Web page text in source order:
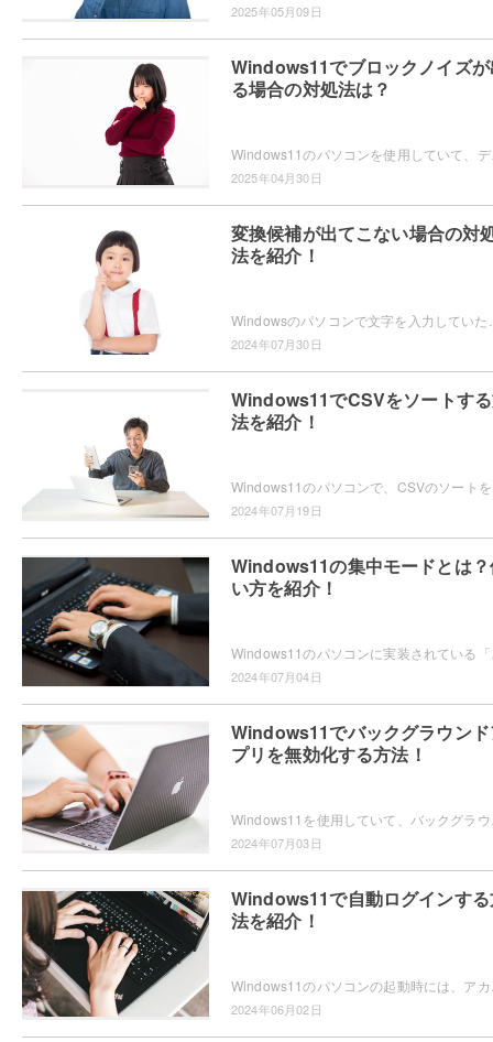
2025年05月09日
Windows11でブロックノイズ
る場合の対処法は？
Windows11のパソコンを使用して
2025年04月30日
変換候補が出てこない場合の対
法を紹介！
2024年07月30日
Windows11でCSVをソートす
法を紹介！
2024年07月19日
Windows11の集中モードとは
い方を紹介！
2024年07月04日
Windows11でバックグラウン
プリを無効化する方法！
2024年07月03日
Windows11で自動ログインす
法を紹介！
2024年06月02日